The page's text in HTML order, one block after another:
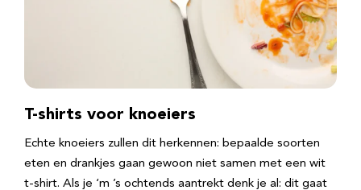
T-shirts voor knoeiers
Echte knoeiers zullen dit herkennen: bepaalde soorten
eten en drankjes gaan gewoon niet samen met een wit
t-shirt. Als je ‘m ’s ochtends aantrekt denk je al: dit gaat